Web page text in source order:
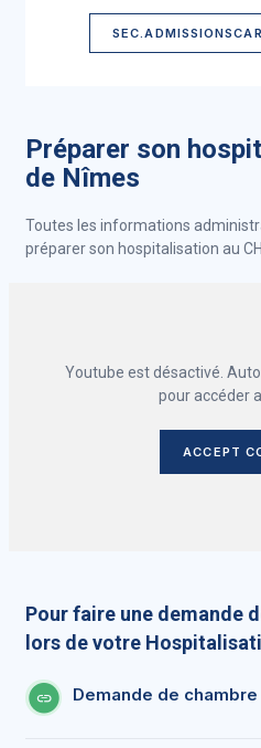
Préparer son
de Nîmes
Toutes les informations
préparer son hospitalisation au
Youtube est désactivé.
pour accéder
ACCEPT
Pour faire une demande
lors de votre
Demande de